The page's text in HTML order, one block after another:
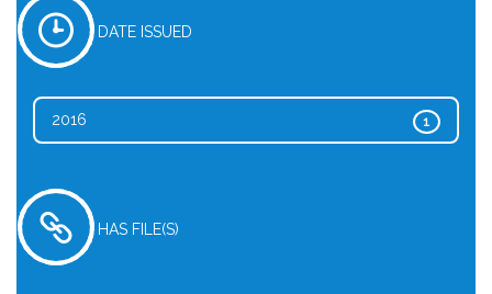
DATE ISSUED
1
2016
HAS FILE(S)